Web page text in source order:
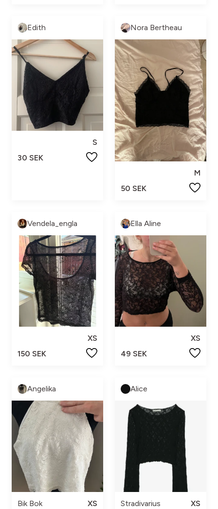
Edith
S
30 SEK
Nora Bertheau
M
50 SEK
Vendela_engla
XS
150 SEK
Ella Aline
XS
49 SEK
Angelika
Bik Bok
XS
Alice
Stradivarius
XS